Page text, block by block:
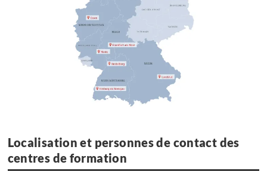
Localisation et personnes de contact des
centres de formation